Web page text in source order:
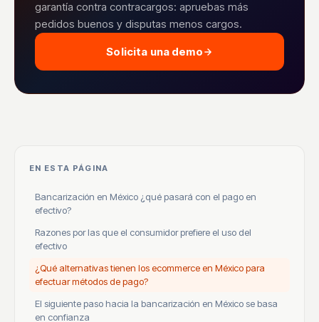
garantía contra contracargos: apruebas más
pedidos buenos y disputas menos cargos.
Solicita una demo
EN ESTA PÁGINA
Bancarización en México ¿qué pasará con el pago en
efectivo?
Razones por las que el consumidor prefiere el uso del
efectivo
¿Qué alternativas tienen los ecommerce en México para
efectuar métodos de pago?
El siguiente paso hacia la bancarización en México se basa
en confianza